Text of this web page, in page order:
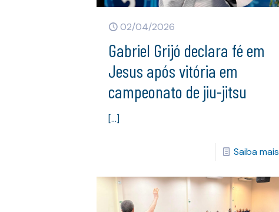
02/04/2026
Gabriel Grijó declara fé em
Jesus após vitória em
campeonato de jiu-jitsu
[…]
Saiba mais